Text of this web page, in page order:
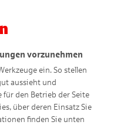
vorzunehmen
ein. So stellen
aussieht und
für den Betrieb der Seite
über deren Einsatz Sie
finden Sie unten